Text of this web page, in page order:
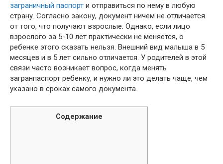
заграничный паспорт и отправиться по нему в любую
страну. Согласно закону, документ ничем не отличается
от того, что получают взрослые. Однако, если лицо
взрослого за 5-10 лет практически не меняется, о
ребенке этого сказать нельзя. Внешний вид малыша в 5
месяцев и в 5 лет сильно отличается. У родителей в этой
связи часто возникает вопрос, когда менять
загранпаспорт ребенку, и нужно ли это делать чаще, чем
указано в сроках самого документа.
Содержание